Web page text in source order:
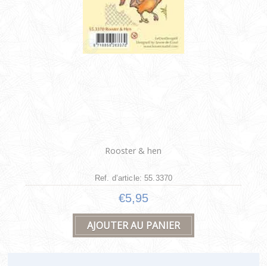
Rooster & hen
Ref. d’article: 55.3370
€5,95